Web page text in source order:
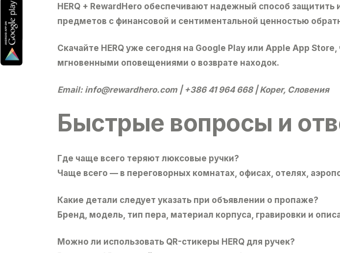
HERQ + RewardHero обеспечивают надежный способ защитить
предметов с финансовой и сентиментальной ценностью
Cкачайте HERQ уже сегодня на Google Play или Apple App
мгновенными оповещениями о возврате находок.
Email: info@rewardhero.com | +386 41 964 668 | Koper, Словения
Быстрые вопросы и
Где чаще всего теряют люксовые ручки?
Чаще всего — в переговорных комнатах, офисах, отелях,
Какие детали следует указать при объявлении о пропаже?
Бренд, модель, тип пера, материал корпуса, гравировки и
Mожно ли использовать QR-стикеры HERQ для ручек?